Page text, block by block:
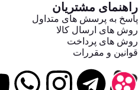
راهنمای مشتریان
پاسخ به پرسش های متداول
روش های ارسال کالا
روش های پرداخت
قوانین و مقررات